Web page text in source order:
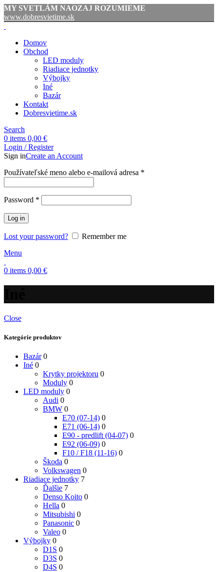
MY SVETLÁM NAOZAJ ROZUMIEME
www.dobresvietime.sk
Domov
Obchod
LED moduly
Riadiace jednotky
Výbojky
Iné
Bazár
Kontakt
Dobresvietime.sk
Search
0 items 0,00 €
Login / Register
Sign inCreate an Account
Používateľské meno alebo e-mailová adresa *
Password *
Log in
Lost your password?
Remember me
Menu
0 items 0,00 €
Close
Kategórie produktov
Bazár 0
Iné 0
Krytky projektoru 0
Moduly 0
LED moduly 0
Audi 0
BMW 0
E70 (07-14) 0
E71 (06-14) 0
E90 - predlift (04-07) 0
E92 (06-09) 0
F10 / F18 (11-16) 0
Škoda 0
Volkswagen 0
Riadiace jednotky 7
Ďalšie 7
Denso Koito 0
Hella 0
Mitsubishi 0
Panasonic 0
Valeo 0
Výbojky 0
D1S 0
D3S 0
D4S 0